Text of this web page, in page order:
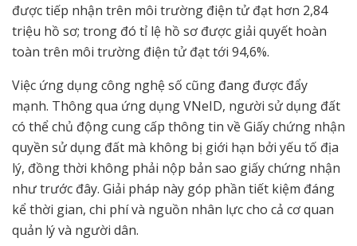
được tiếp nhận trên môi trường điện tử đạt hơn 2,84
triệu hồ sơ; trong đó tỉ lệ hồ sơ được giải quyết hoàn
toàn trên môi trường điện tử đạt tới 94,6%.
Việc ứng dụng công nghệ số cũng đang được đẩy
mạnh. Thông qua ứng dụng VNeID, người sử dụng đất
có thể chủ động cung cấp thông tin về Giấy chứng nhận
quyền sử dụng đất mà không bị giới hạn bởi yếu tố địa
lý, đồng thời không phải nộp bản sao giấy chứng nhận
như trước đây. Giải pháp này góp phần tiết kiệm đáng
kể thời gian, chi phí và nguồn nhân lực cho cả cơ quan
quản lý và người dân.